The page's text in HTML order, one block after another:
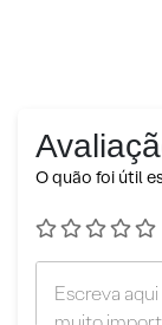
O quão foi útil